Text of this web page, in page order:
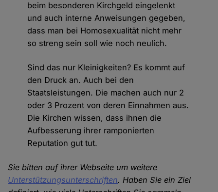
beim besonderen Kirchgeld eingelenkt
und auch interne Anweisungen gegeben,
dass man bei Homosexualität nicht mehr
so streng sein soll wie noch neulich.
Sind das nur Kleinigkeiten? Es kommt auf
den Druck an. Auch bei den
Staatsleistungen. Die machen auch nur 2
oder 3 Prozent von deren Einnahmen aus.
Die Kirchen wissen, dass ihnen die
Aufbesserung ihrer ramponierten
Reputation gut tut.
Sie bitten auf ihrer Webseite um weitere
Unterstützungsunterschriften. Haben Sie ein Ziel